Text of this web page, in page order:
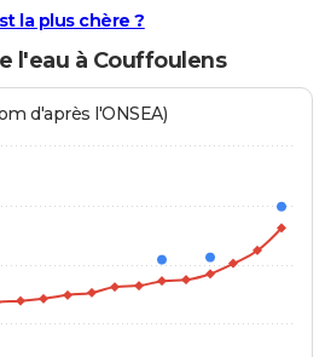
la plus chère ?
l'eau à Couffoulens
d'après l'ONSEA)